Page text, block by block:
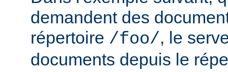
demandent des
répertoire /foo/, le
documents depuis le